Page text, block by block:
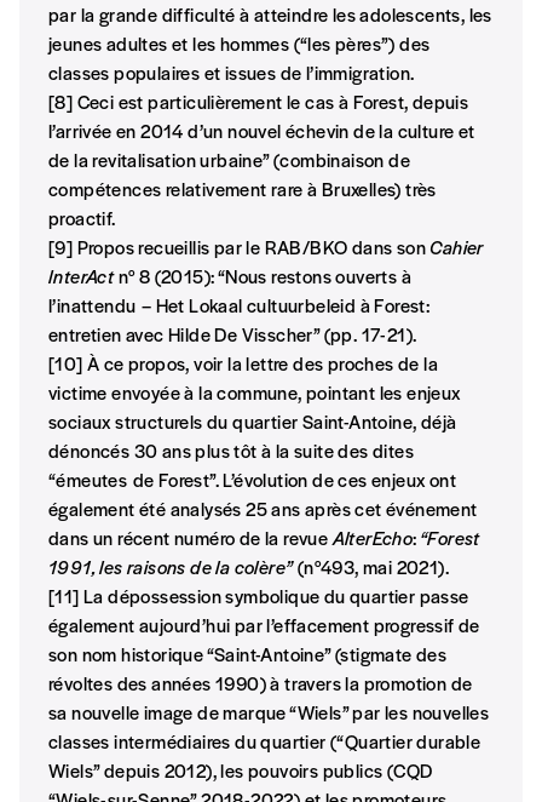
par la grande difficulté à atteindre les adolescents, les
jeunes adultes et les hommes (“les pères”) des
classes populaires et issues de l’immigration.
[8] Ceci est particulièrement le cas à Forest, depuis
l’arrivée en 2014 d’un nouvel échevin de la culture et
de la revitalisation urbaine” (combinaison de
compétences relativement rare à Bruxelles) très
proactif.
[9] Propos recueillis par le RAB/BKO dans sonCahier
InterActn° 8 (2015): “Nous restons ouverts à
l’inattendu – Het Lokaal cultuurbeleid à Forest:
entretien avec Hilde De Visscher” (pp. 17-21).
[10] À ce propos, voir la lettre des proches de la
victime envoyée à la commune, pointant les enjeux
sociaux structurels du quartier Saint-Antoine, déjà
dénoncés 30 ans plus tôt à la suite des dites
“émeutes de Forest”. L’évolution de ces enjeux ont
également été analysés 25 ans après cet événement
dans un récent numéro de la revueAlterEcho:“Forest
1991, les raisons de la colère”(n°493, mai 2021).
[11] La dépossession symbolique du quartier passe
également aujourd’hui par l’effacement progressif de
son nom historique “Saint-Antoine” (stigmate des
révoltes des années 1990) à travers la promotion de
sa nouvelle image de marque “Wiels” par les nouvelles
classes intermédiaires du quartier (“Quartier durable
Wiels” depuis 2012), les pouvoirs publics (CQD